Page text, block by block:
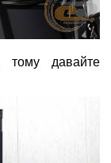
тому давайте